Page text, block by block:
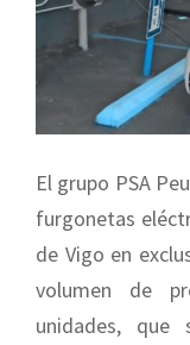
El grupo PSA
furgonetas
de Vigo en
volumen de
unidades,